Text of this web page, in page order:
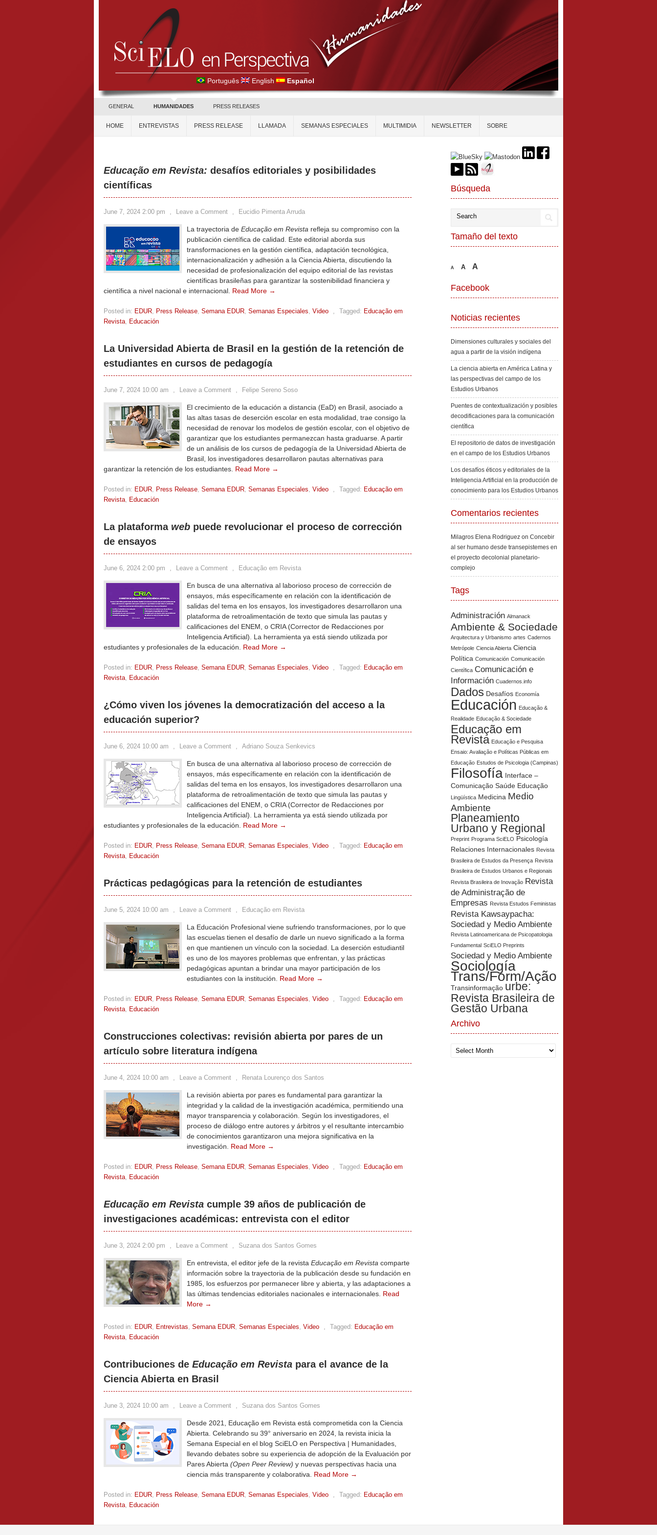
Português English Español
GENERAL HUMANIDADES PRESS RELEASES
HOME ENTREVISTAS PRESS RELEASE LLAMADA SEMANAS ESPECIALES MULTIMIDIA NEWSLETTER SOBRE
Educação em Revista: desafíos editoriales y posibilidades
científicas
June 7, 2024 2:00 pm , Leave a Comment , Eucidio Pimenta Arruda
La trayectoria de Educação em Revista refleja su compromiso con la
publicación científica de calidad. Este editorial aborda sus
transformaciones en la gestión científica, adaptación tecnológica,
internacionalización y adhesión a la Ciencia Abierta, discutiendo la
necesidad de profesionalización del equipo editorial de las revistas
científicas brasileñas para garantizar la sostenibilidad financiera y
científica a nivel nacional e internacional. Read More →
Posted in: EDUR, Press Release, Semana EDUR, Semanas Especiales, Video , Tagged: Educação em
Revista, Educación
La Universidad Abierta de Brasil en la gestión de la retención de
estudiantes en cursos de pedagogía
June 7, 2024 10:00 am , Leave a Comment , Felipe Sereno Soso
El crecimiento de la educación a distancia (EaD) en Brasil, asociado a
las altas tasas de deserción escolar en esta modalidad, trae consigo la
necesidad de renovar los modelos de gestión escolar, con el objetivo de
garantizar que los estudiantes permanezcan hasta graduarse. A partir
de un análisis de los cursos de pedagogía de la Universidad Abierta de
Brasil, los investigadores desarrollaron pautas alternativas para
garantizar la retención de los estudiantes. Read More →
Posted in: EDUR, Press Release, Semana EDUR, Semanas Especiales, Video , Tagged: Educação em
Revista, Educación
La plataforma web puede revolucionar el proceso de corrección
de ensayos
June 6, 2024 2:00 pm , Leave a Comment , Educação em Revista
En busca de una alternativa al laborioso proceso de corrección de
ensayos, más específicamente en relación con la identificación de
salidas del tema en los ensayos, los investigadores desarrollaron una
plataforma de retroalimentación de texto que simula las pautas y
calificaciones del ENEM, o CRIA (Corrector de Redacciones por
Inteligencia Artificial). La herramienta ya está siendo utilizada por
estudiantes y profesionales de la educación. Read More →
Posted in: EDUR, Press Release, Semana EDUR, Semanas Especiales, Video , Tagged: Educação em
Revista, Educación
¿Cómo viven los jóvenes la democratización del acceso a la
educación superior?
June 6, 2024 10:00 am , Leave a Comment , Adriano Souza Senkevics
En busca de una alternativa al laborioso proceso de corrección de
ensayos, más específicamente en relación con la identificación de
salidas del tema en los ensayos, los investigadores desarrollaron una
plataforma de retroalimentación de texto que simula las pautas y
calificaciones del ENEM, o CRIA (Corrector de Redacciones por
Inteligencia Artificial). La herramienta ya está siendo utilizada por
estudiantes y profesionales de la educación. Read More →
Posted in: EDUR, Press Release, Semana EDUR, Semanas Especiales, Video , Tagged: Educação em
Revista, Educación
Prácticas pedagógicas para la retención de estudiantes
June 5, 2024 10:00 am , Leave a Comment , Educação em Revista
La Educación Profesional viene sufriendo transformaciones, por lo que
las escuelas tienen el desafío de darle un nuevo significado a la forma
en que mantienen un vínculo con la sociedad. La deserción estudiantil
es uno de los mayores problemas que enfrentan, y las prácticas
pedagógicas apuntan a brindar una mayor participación de los
estudiantes con la institución. Read More →
Posted in: EDUR, Press Release, Semana EDUR, Semanas Especiales, Video , Tagged: Educação em
Revista, Educación
Construcciones colectivas: revisión abierta por pares de un
artículo sobre literatura indígena
June 4, 2024 10:00 am , Leave a Comment , Renata Lourenço dos Santos
La revisión abierta por pares es fundamental para garantizar la
integridad y la calidad de la investigación académica, permitiendo una
mayor transparencia y colaboración. Según los investigadores, el
proceso de diálogo entre autores y árbitros y el resultante intercambio
de conocimientos garantizaron una mejora significativa en la
investigación. Read More →
Posted in: EDUR, Press Release, Semana EDUR, Semanas Especiales, Video , Tagged: Educação em
Revista, Educación
Educação em Revista cumple 39 años de publicación de
investigaciones académicas: entrevista con el editor
June 3, 2024 2:00 pm , Leave a Comment , Suzana dos Santos Gomes
En entrevista, el editor jefe de la revista Educação em Revista comparte
información sobre la trayectoria de la publicación desde su fundación en
1985, los esfuerzos por permanecer libre y abierta, y las adaptaciones a
las últimas tendencias editoriales nacionales e internacionales. Read
More →
Posted in: EDUR, Entrevistas, Semana EDUR, Semanas Especiales, Video , Tagged: Educação em
Revista, Educación
Contribuciones de Educação em Revista para el avance de la
Ciencia Abierta en Brasil
June 3, 2024 10:00 am , Leave a Comment , Suzana dos Santos Gomes
Desde 2021, Educação em Revista está comprometida con la Ciencia
Abierta. Celebrando su 39° aniversario en 2024, la revista inicia la
Semana Especial en el blog SciELO en Perspectiva | Humanidades,
llevando debates sobre su experiencia de adopción de la Evaluación por
Pares Abierta (Open Peer Review) y nuevas perspectivas hacia una
ciencia más transparente y colaborativa. Read More →
Posted in: EDUR, Press Release, Semana EDUR, Semanas Especiales, Video , Tagged: Educação em
Revista, Educación
Búsqueda
Tamaño del texto
A A A
Facebook
Noticias recientes
Dimensiones culturales y sociales del
agua a partir de la visión indígena
La ciencia abierta en América Latina y
las perspectivas del campo de los
Estudios Urbanos
Puentes de contextualización y posibles
decodificaciones para la comunicación
científica
El repositorio de datos de investigación
en el campo de los Estudios Urbanos
Los desafíos éticos y editoriales de la
Inteligencia Artificial en la producción de
conocimiento para los Estudios Urbanos
Comentarios recientes
Milagros Elena Rodriguez on Concebir
al ser humano desde transepistemes en
el proyecto decolonial planetario-
complejo
Tags
Administración Almanack
Ambiente & Sociedade
Arquitectura y Urbanismo artes Cadernos
Metrópole Ciencia Abierta Ciencia
Política Comunicación Comunicación
Científica Comunicación e
Información Cuadernos.info
Dados Desafíos Economía
Educación Educação &
Realidade Educação & Sociedade
Educação em
Revista Educação e Pesquisa
Ensaio: Avaliação e Políticas Públicas em
Educação Estudos de Psicologia (Campinas)
Filosofía Interface –
Comunicação Saúde Educação
Lingüística Medicina Medio
Ambiente
Planeamiento
Urbano y Regional
Preprint Programa SciELO Psicología
Relaciones Internacionales Revista
Brasileira de Estudos da Presença Revista
Brasileira de Estudos Urbanos e Regionais
Revista Brasileira de Inovação Revista
de Administração de
Empresas Revista Estudos Feministas
Revista Kawsaypacha:
Sociedad y Medio Ambiente
Revista Latinoamericana de Psicopatologia
Fundamental SciELO Preprints
Sociedad y Medio Ambiente
Sociología
Trans/Form/Ação
Transinformação urbe:
Revista Brasileira de
Gestão Urbana
Archivo
Archivo